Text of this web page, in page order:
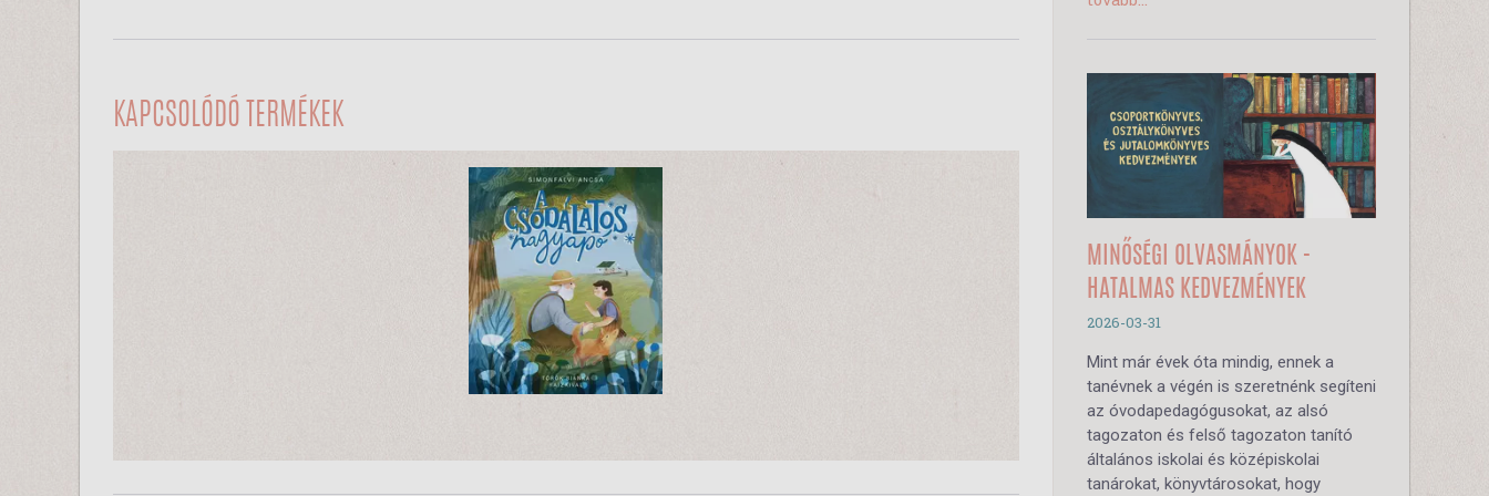
KAPCSOLÓDÓ TERMÉKEK
3490 Ft
MINŐSÉGI OLVASMÁNYOK -
HATALMAS KEDVEZMÉNYEK
2026-03-31
Mint már évek óta mindig, ennek a
tanévnek a végén is szeretnénk segíteni
az óvodapedagógusokat, az alsó
tagozaton és felső tagozaton tanító
általános iskolai és középiskolai
tanárokat, könyvtárosokat, hogy